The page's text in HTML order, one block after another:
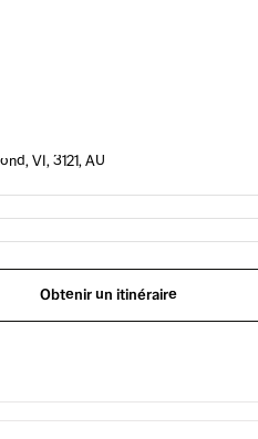
VI, 3121, AU
Obtenir un itinéraire